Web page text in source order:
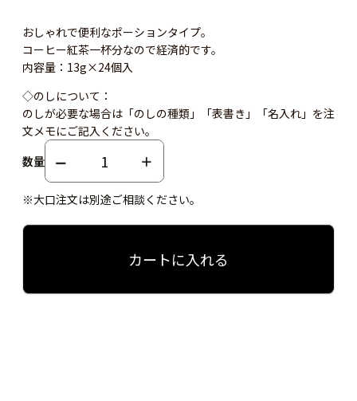
おしゃれで便利なポーションタイプ。
コーヒー紅茶一杯分なので経済的です。
内容量：13g×24個入
◇のしについて：
のしが必要な場合は「のしの種類」「表書き」「名入れ」を注
文メモにご記入ください。
数量
※大口注文は別途ご相談ください。
カートに入れる